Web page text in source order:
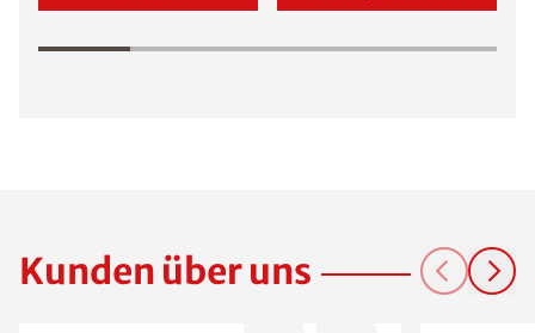
Kunden über uns